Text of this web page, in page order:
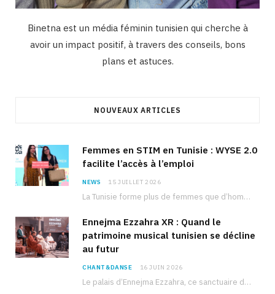
Binetna est un média féminin tunisien qui cherche à
avoir un impact positif, à travers des conseils, bons
plans et astuces.
NOUVEAUX ARTICLES
Femmes en STIM en Tunisie : WYSE 2.0
facilite l’accès à l’emploi
NEWS 15 JUILLET 2026
La Tunisie forme plus de femmes que d’hommes dans les filières scientifiques. Pourtant, pour beaucoup…
Ennejma Ezzahra XR : Quand le
patrimoine musical tunisien se décline
au futur
CHANT&DANSE 16 JUIN 2026
Le palais d’Ennejma Ezzahra, ce sanctuaire de la musique tunisienne et méditerranéenne construit par le…